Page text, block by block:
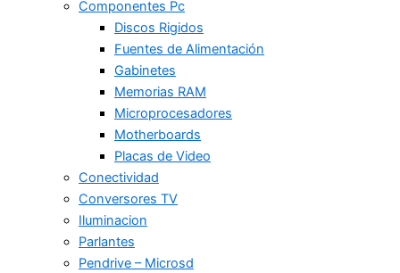
Componentes Pc
Discos Rigidos
Fuentes de Alimentación
Gabinetes
Memorias RAM
Microprocesadores
Motherboards
Placas de Video
Conectividad
Conversores TV
Iluminacion
Parlantes
Pendrive – Microsd